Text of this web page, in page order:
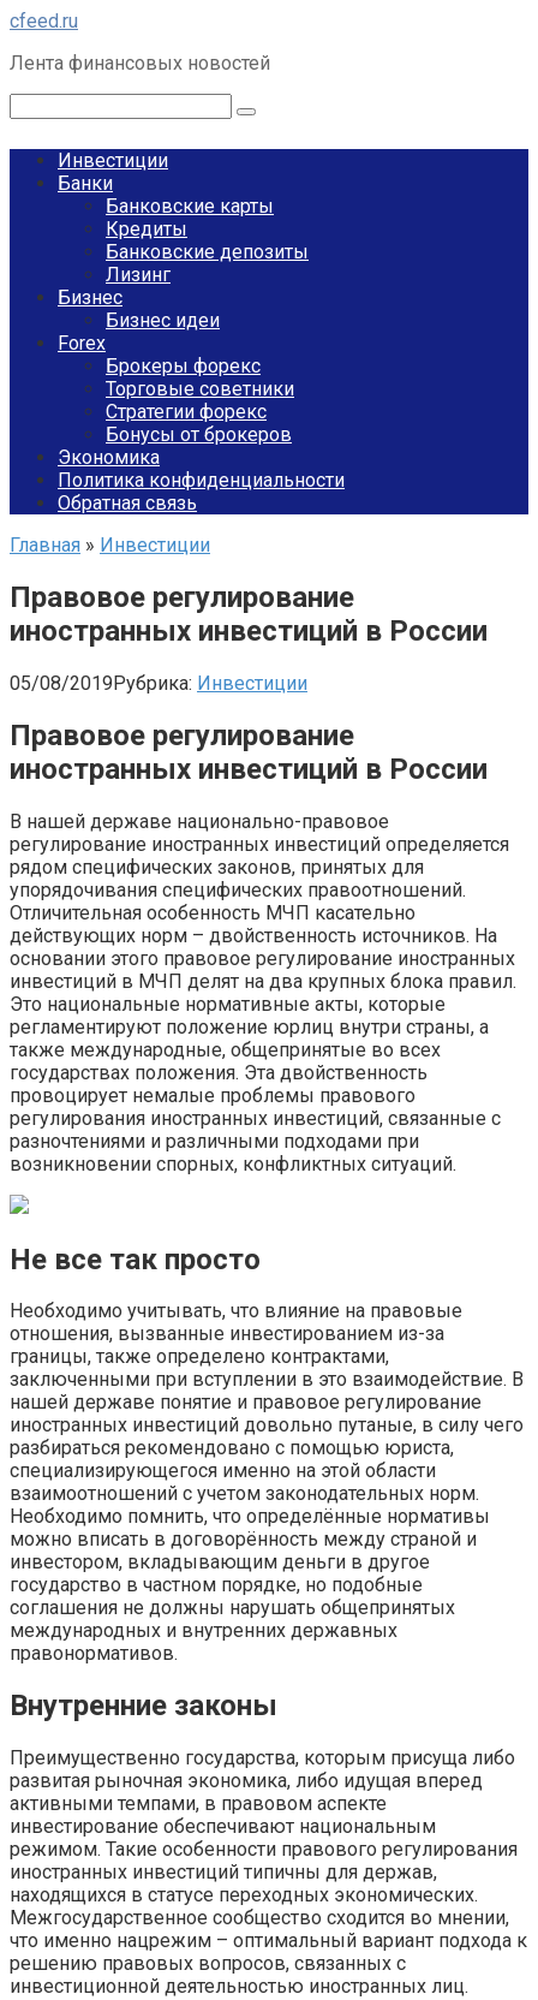
Перейти
контенту
cfeed.ru
Лента финансовых новостей
Инвестиции
Банки
Банковские карты
Кредиты
Банковские депозиты
Лизинг
Бизнес
Бизнес идеи
Forex
Брокеры форекс
Торговые советники
Стратегии форекс
Бонусы от брокеров
Экономика
Политика конфиденциальности
Обратная связь
Главная » Инвестиции
Правовое регулирование
иностранных инвестиций в России
05/08/2019Рубрика: Инвестиции
Правовое регулирование
иностранных инвестиций в России
В нашей державе национально-правовое
регулирование иностранных инвестиций определяется
рядом специфических законов, принятых для
упорядочивания специфических правоотношений.
Отличительная особенность МЧП касательно
действующих норм – двойственность источников. На
основании этого правовое регулирование иностранных
инвестиций в МЧП делят на два крупных блока правил.
Это национальные нормативные акты, которые
регламентируют положение юрлиц внутри страны, а
также международные, общепринятые во всех
государствах положения. Эта двойственность
провоцирует немалые проблемы правового
регулирования иностранных инвестиций, связанные с
разночтениями и различными подходами при
возникновении спорных, конфликтных ситуаций.
Не все так просто
Необходимо учитывать, что влияние на правовые
отношения, вызванные инвестированием из-за
границы, также определено контрактами,
заключенными при вступлении в это взаимодействие. В
нашей державе понятие и правовое регулирование
иностранных инвестиций довольно путаные, в силу чего
разбираться рекомендовано с помощью юриста,
специализирующегося именно на этой области
взаимоотношений с учетом законодательных норм.
Необходимо помнить, что определённые нормативы
можно вписать в договорённость между страной и
инвестором, вкладывающим деньги в другое
государство в частном порядке, но подобные
соглашения не должны нарушать общепринятых
международных и внутренних державных
правонормативов.
Внутренние законы
Преимущественно государства, которым присуща либо
развитая рыночная экономика, либо идущая вперед
активными темпами, в правовом аспекте
инвестирование обеспечивают национальным
режимом. Такие особенности правового регулирования
иностранных инвестиций типичны для держав,
находящихся в статусе переходных экономических.
Межгосударственное сообщество сходится во мнении,
что именно нацрежим – оптимальный вариант подхода к
решению правовых вопросов, связанных с
инвестиционной деятельностью иностранных лиц.